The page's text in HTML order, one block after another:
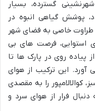
گسترده، بسیار
پوشش گیاهی انبوه در
طراوت خاصی به فضای شهر
استوایی، فرصت های بی
پیاده روی در پارک ها تا
آورد. این ترکیب از هوای
کوالالامپور را به مقصدی
فرار از هوای سرد و